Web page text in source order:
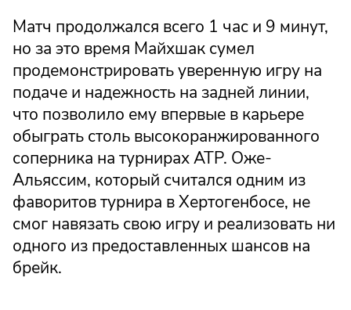
Матч продолжался всего 1 час и 9 минут,
но за это время Майхшак сумел
продемонстрировать уверенную игру на
подаче и надежность на задней линии,
что позволило ему впервые в карьере
обыграть столь высокоранжированного
соперника на турнирах ATP. Оже-
Альяссим, который считался одним из
фаворитов турнира в Хертогенбосе, не
смог навязать свою игру и реализовать ни
одного из предоставленных шансов на
брейк.